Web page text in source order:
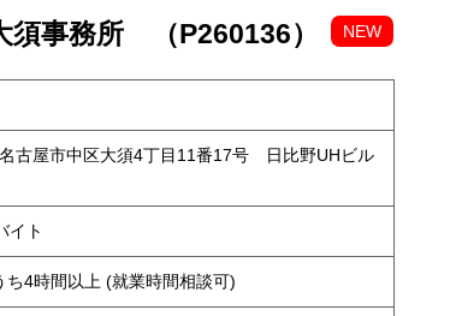
事務所 （P260136） NEW
古屋市中区大須4丁目11番17号 日比野UHビル
イト
ち4時間以上 (就業時間相談可)